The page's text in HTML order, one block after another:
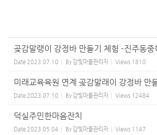
곶감말랭이 강정바 만들기 체험 -진주동중
Date 2023.07.10 By 감빛마을관리자 Views 1810
미래교육육원 연계 곶감말래이 강정바 만
Date 2023.07.10 By 감빛마을관리자 Views 12484
덕실주민한마음잔치
Date 2023.05.04 By 감빛마을관리자 Views 1147